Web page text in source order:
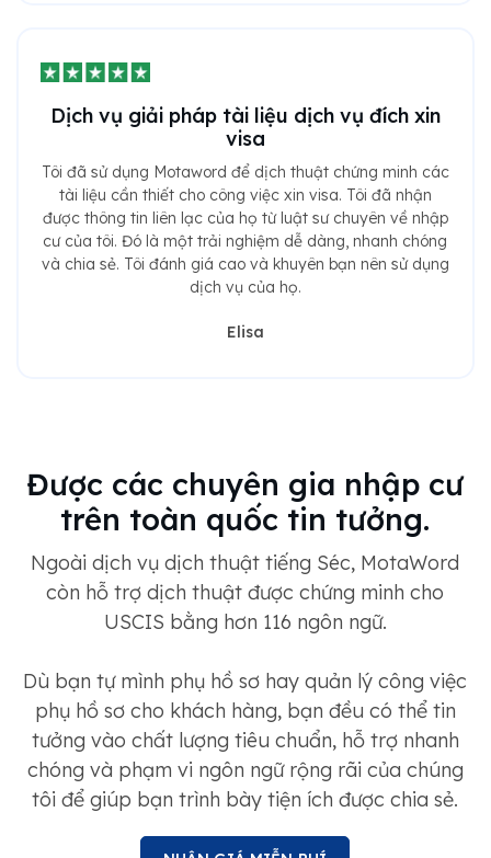
Dịch vụ giải pháp tài liệu dịch vụ đích xin
visa
Tôi đã sử dụng Motaword để dịch thuật chứng minh các
tài liệu cần thiết cho công việc xin visa. Tôi đã nhận
được thông tin liên lạc của họ từ luật sư chuyên về nhập
cư của tôi. Đó là một trải nghiệm dễ dàng, nhanh chóng
và chia sẻ. Tôi đánh giá cao và khuyên bạn nên sử dụng
dịch vụ của họ.
Elisa
Được các chuyên gia nhập cư
trên toàn quốc tin tưởng.
Ngoài dịch vụ dịch thuật tiếng Séc, MotaWord
còn hỗ trợ dịch thuật được chứng minh cho
USCIS bằng hơn 116 ngôn ngữ.
Dù bạn tự mình phụ hồ sơ hay quản lý công việc
phụ hồ sơ cho khách hàng, bạn đều có thể tin
tưởng vào chất lượng tiêu chuẩn, hỗ trợ nhanh
chóng và phạm vi ngôn ngữ rộng rãi của chúng
tôi để giúp bạn trình bày tiện ích được chia sẻ.